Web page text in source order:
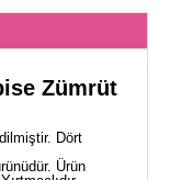
Zümrüt
Dört
Ürün